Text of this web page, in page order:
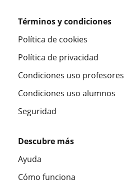
Términos y condiciones
Política de cookies
Política de privacidad
Condiciones uso profesores
Condiciones uso alumnos
Seguridad
Descubre más
Ayuda
Cómo funciona